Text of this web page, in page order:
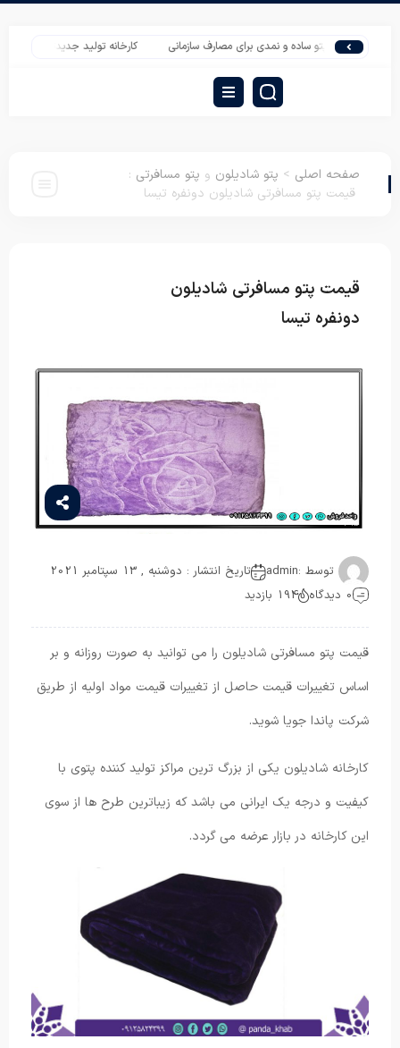
تأمین پتو ساده و نمدی برای مصارف سازمانی کارخانه تولید جدیدترین تشک مسافرتی
صفحه اصلی > پتو شادیلون و پتو مسافرتی :
قیمت پتو مسافرتی شادیلون دونفره تیسا
قیمت پتو مسافرتی شادیلون
دونفره تیسا
توسط :admin
تاریخ انتشار : دوشنبه , 13 سپتامبر 2021
0 دیدگاه
194 بازدید
قیمت پتو مسافرتی شادیلون را می‌ توانید به صورت روزانه و بر
اساس تغییرات قیمت حاصل از تغییرات قیمت مواد اولیه از طریق
شرکت پاندا جویا شوید.
کارخانه شادیلون یکی از بزرگ ‌ترین مراکز تولید کننده پتوی با
کیفیت و درجه یک ایرانی می باشد که زیباترین طرح ها از سوی
این کارخانه در بازار عرضه می گردد.